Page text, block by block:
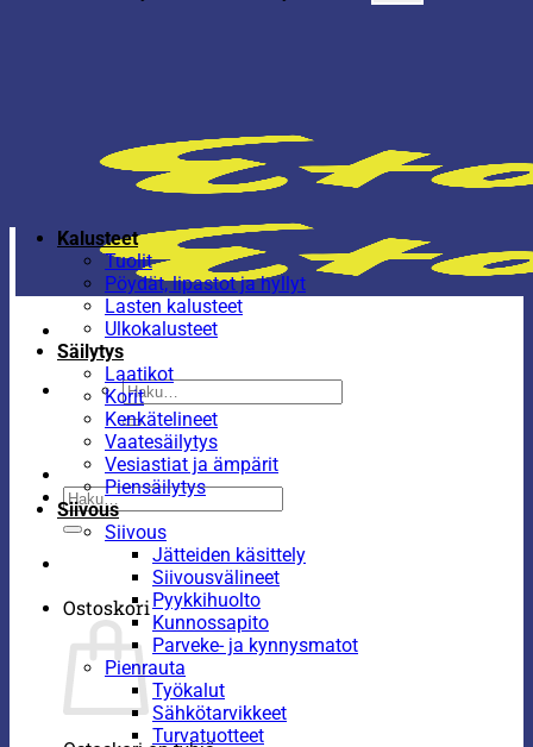
Etsi:
Etsi:
Ostoskori
Kalusteet
Tuolit
Pöydät, lipastot ja hyllyt
Lasten kalusteet
Ulkokalusteet
Säilytys
Laatikot
Korit
Kenkätelineet
Vaatesäilytys
Vesiastiat ja ämpärit
Piensäilytys
Siivous
Siivous
Jätteiden käsittely
Siivousvälineet
Pyykkihuolto
Kunnossapito
Parveke- ja kynnysmatot
Pienrauta
Työkalut
Sähkötarvikkeet
Turvatuotteet